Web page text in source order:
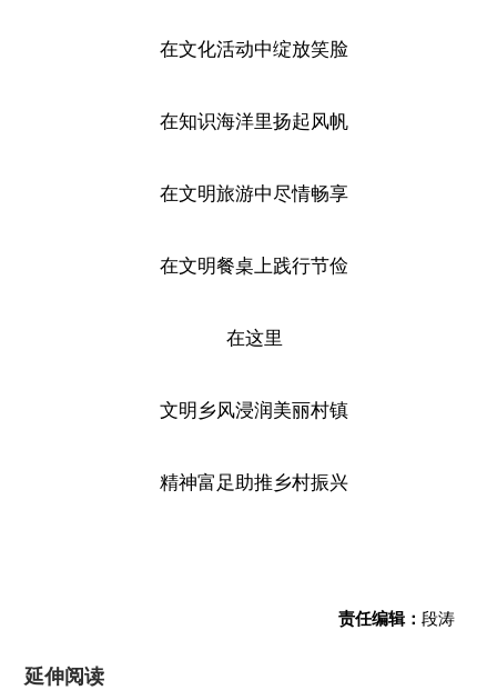
在文化活动中绽放笑脸
在知识海洋里扬起风帆
在文明旅游中尽情畅享
在文明餐桌上践行节俭
在这里
文明乡风浸润美丽村镇
精神富足助推乡村振兴
责任编辑： 段涛
延伸阅读